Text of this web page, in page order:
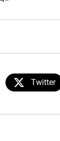
Twitter